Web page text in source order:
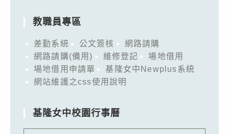
教職員專區
差勤系統 公文簽核
網路請購
網路請購(備用)
維修登記
場地借用
場地借用申請單
基隆女中Newplus系統
網站維護之css使用說明
基隆女中校園行事曆